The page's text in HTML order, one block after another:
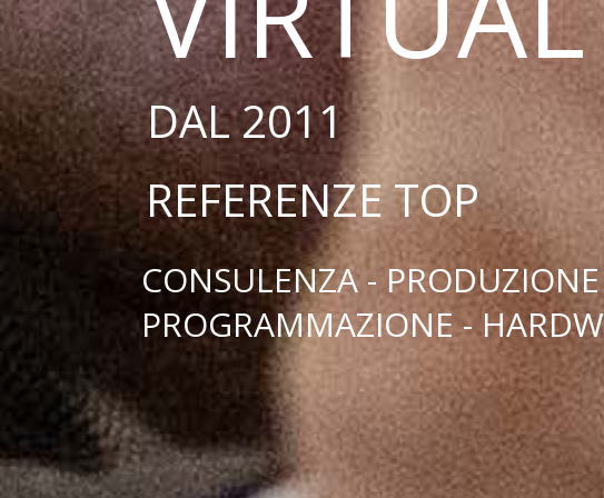
DAL 2011
REFERENZE TOP
CONSULENZA -
PROGRAMMAZIONE -